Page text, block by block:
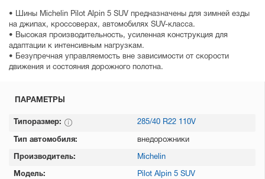
• Шины Michelin Pilot Alpin 5 SUV предназначены для зимней езды
на джипах, кроссоверах, автомобилях SUV-класса.
• Высокая производительность, усиленная конструкция для
адаптации к интенсивным нагрузкам.
• Безупречная управляемость вне зависимости от скорости
движения и состояния дорожного полотна.
ПАРАМЕТРЫ
Типоразмер: 285/40 R22 110V
Тип автомобиля: внедорожники
Производитель: Michelin
Модель: Pilot Alpin 5 SUV